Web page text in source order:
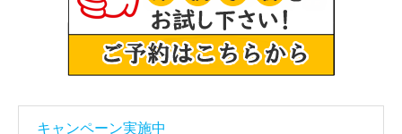
キャンペーン実施中